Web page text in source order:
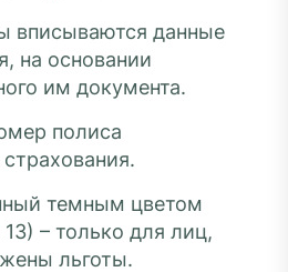
вписываются данные
на основании
им документа.
полиса
темным цветом
– только для лиц,
льготы.